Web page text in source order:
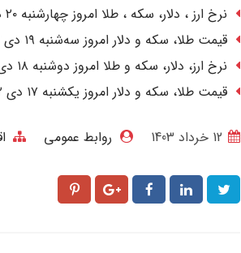
نرخ ارز ، دلار، سکه ، طلا امروز چهارشنبه ۲۰ دی ۱۴۰۲/ رشد قیمت‌ها
قیمت طلا، سکه و دلار امروز سه‌شنبه ۱۹ دی ۱۴۰۲ / صعود دسته‌جمعی قیمت‌ها
نرخ ارز، دلار، سکه و طلا امروز دوشنبه ۱۸ دی ۱۴۰۲/ کاهش قیمت طلا و سکه
قیمت طلا، سکه و دلار امروز یکشنبه ۱۷ دی ۱۴۰۲/ دلار ارزان شد؛ طلا گران
روابط عمومی